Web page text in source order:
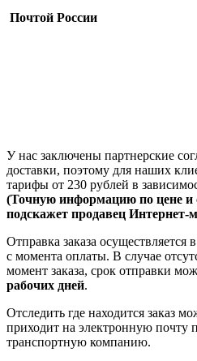
Почтой России
У нас заключены партнерские
доставки, поэтому для наших
тарифы от 230 рублей в
(Точную информацию по цене и
подскажет продавец Интернет-
Отправка заказа осуществляется
с момента оплаты. В случае
момент заказа, срок отправки
рабочих дней.
Отследить где находится заказ
приходит на электронную почту
транспортную компанию.